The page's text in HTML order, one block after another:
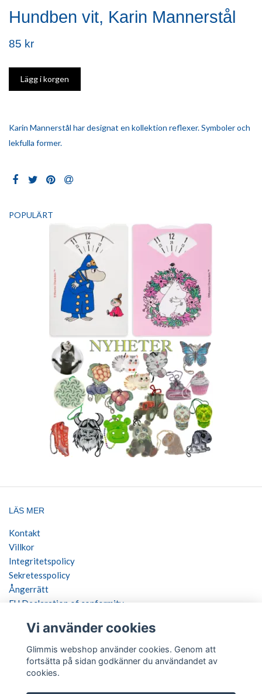
Hundben vit, Karin Mannerstål
85 kr
Karin Mannerstål har designat en kollektion reflexer. Symboler och
lekfulla former.
POPULÄRT
LÄS MER
Kontakt
Villkor
Integritetspolicy
Sekretesspolicy
Ångerrätt
EU Declaration of conformity
SOCIALA MEDIER
Vi använder cookies
Glimmis webshop använder cookies. Genom att
fortsätta på sidan godkänner du användandet av
cookies.